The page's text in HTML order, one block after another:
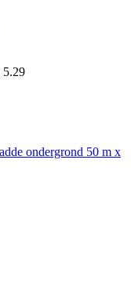
5.29
ondergrond 50 m x